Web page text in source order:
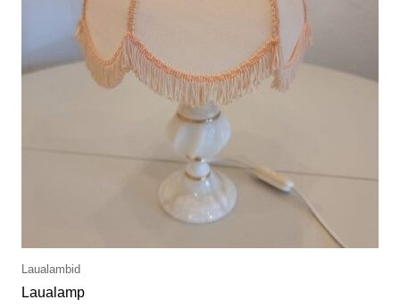
Laualambid
Laualamp